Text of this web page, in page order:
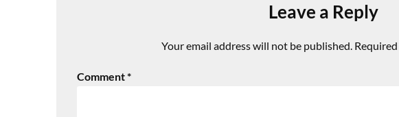
Leave a Reply
Your email address will not be published.
Comment*